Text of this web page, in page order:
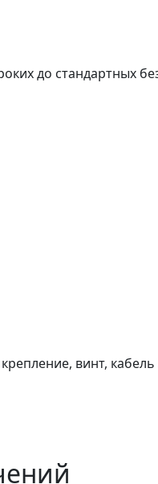
до стандартных
винт, кабель